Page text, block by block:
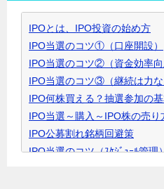
▼
ク
リ
ッ
ク
で
開
き
ま
IPOとは、IPO投資の始め方
IPO当選のコツ①（口座開設）
IPO当選のコツ②（資金効率向
IPO当選のコツ③（継続は力な
IPO何株買える？抽選参加の
IPO当選～購入～IPO株の売り
IPO公募割れ銘柄回避策
IPO当選のコツ（ｽｹｼﾞｭｰﾙ管理